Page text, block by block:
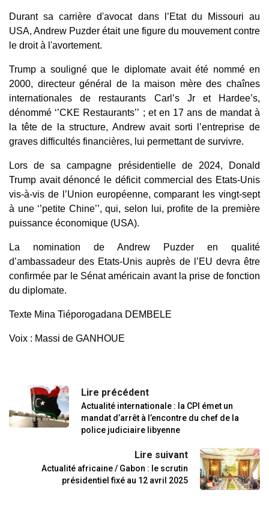
Durant sa carrière d'avocat dans l’Etat du Missouri au
USA, Andrew Puzder était une figure du mouvement contre
le droit à l'avortement.
Trump a souligné que le diplomate avait été nommé en
2000, directeur général de la maison mère des chaînes
internationales de restaurants Carl’s Jr et Hardee’s,
dénommé ‘’CKE Restaurants’’ ; et en 17 ans de mandat à
la tête de la structure, Andrew avait sorti l’entreprise de
graves difficultés financières, lui permettant de survivre.
Lors de sa campagne présidentielle de 2024, Donald
Trump avait dénoncé le déficit commercial des Etats-Unis
vis-à-vis de l’Union européenne, comparant les vingt-sept
à une ‘’petite Chine’’, qui, selon lui, profite de la première
puissance économique (USA).
La nomination de Andrew Puzder en qualité
d’ambassadeur des Etats-Unis auprès de l’EU devra être
confirmée par le Sénat américain avant la prise de fonction
du diplomate.
Texte Mina Tiéporogadana DEMBELE
Voix : Massi de GANHOUE
Lire précédent
Actualité internationale : la CPI émet un
mandat d’arrêt à l’encontre du chef de la
police judiciaire libyenne
Lire suivant
Actualité africaine / Gabon : le scrutin
présidentiel fixé au 12 avril 2025